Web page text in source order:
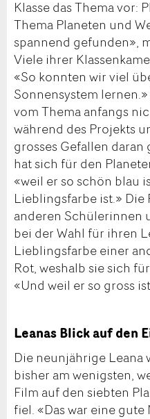
Klasse das Thema vor:
Thema Planeten und
spannend gefunden»,
Viele ihrer
«So konnten wir viel
Sonnensystem
vom Thema anfangs
während des Projekts
grosses Gefallen
hat sich für den
«weil er so schön blau
Lieblingsfarbe ist.» Die
anderen Schülerinnen
bei der Wahl für ihren
Lieblingsfarbe einer
Rot, weshalb sie sich
«Und weil er so gross
Leanas Blick auf den
Die neunjährige Leana
bisher am wenigsten,
Film auf den siebten
fiel. «Das war eine